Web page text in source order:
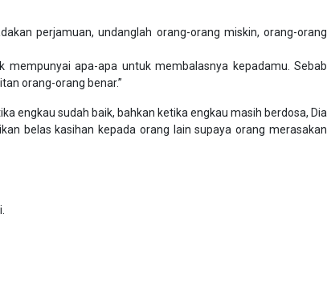
perjamuan, undanglah orang-orang miskin, orang-orang
mempunyai apa-apa untuk membalasnya kepadamu. Sebab
orang-orang benar.”
engkau sudah baik, bahkan ketika engkau masih berdosa, Dia
belas kasihan kepada orang lain supaya orang merasakan